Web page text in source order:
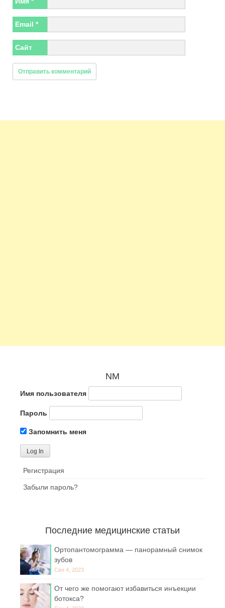
Email *
Сайт
NM
Имя пользователя
Пароль
Запомнить меня
Регистрация
Забыли пароль?
Последние медицинские статьи
Ортопантомограмма — панорамный снимок
зубов
Сен 4, 2023
От чего же помогают избавиться инъекции
ботокса?